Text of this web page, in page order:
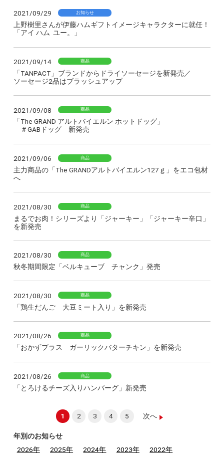
2021/09/29 お知らせ
上野樹里さんが伊藤ハムギフトイメージキャラクターに就任！
「アイ ハム ユー。」
2021/09/14 商品
「TANPACT」ブランドからドライソーセージを新発売／
ソーセージ2品はブラッシュアップ
2021/09/08 商品
「The GRAND アルトバイエルン ホットドッグ」
＃GABドッグ 新発売
2021/09/06 商品
主力商品の「The GRANDアルトバイエルン127ｇ」をエコ包材
へ
2021/08/30 商品
まるでお肉！シリーズより「ジャーキー」「ジャーキー辛口」
を新発売
2021/08/30 商品
秋冬期間限定「ベルキューブ チャンク」発売
2021/08/30 商品
「鶏生だんご 大豆ミート入り」を新発売
2021/08/26 商品
「おかずプラス ガーリックバターチキン」を新発売
2021/08/26 商品
「とろけるチーズ入りハンバーグ」新発売
1 2 3 4 5 次へ
年別のお知らせ
2026年
2025年 2024年 2023年 2022年